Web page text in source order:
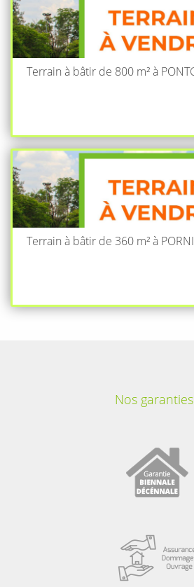
Terrain à bâtir de 800 m² à
Terrain à bâtir de 360 m² à
Nos